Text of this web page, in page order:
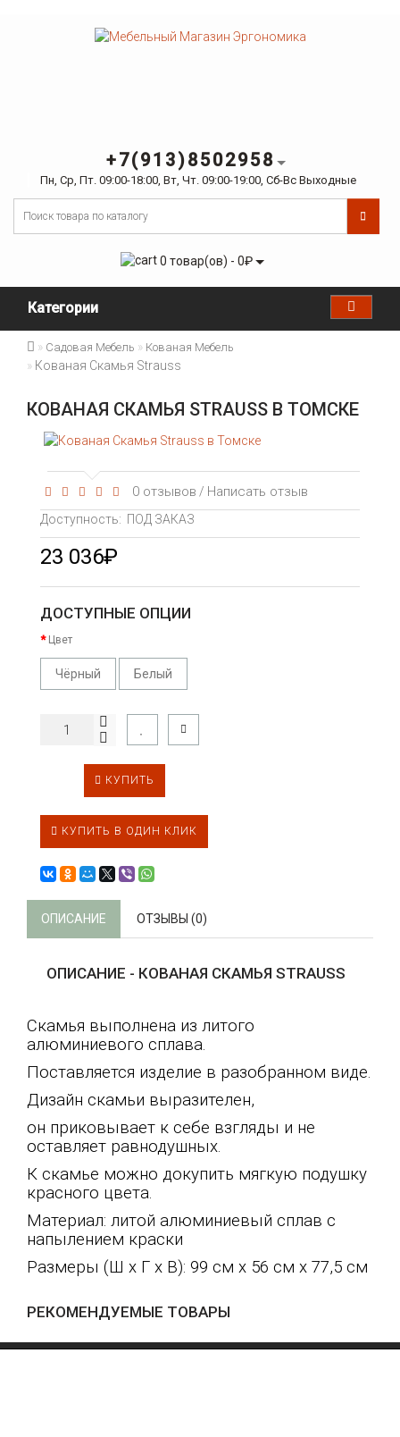
+7(913)8502958
Пн, Ср, Пт. 09:00-18:00, Вт, Чт. 09:00-19:00, Сб-Вс Выходные
0 товар(ов) - 0₽
Категории
Садовая Мебель Кованая Мебель
Кованая Скамья Strauss
КОВАНАЯ СКАМЬЯ STRAUSS В ТОМСКЕ
0 отзывов / Написать отзыв
Доступность: ПОД ЗАКАЗ
23 036₽
ДОСТУПНЫЕ ОПЦИИ
Цвет
Чёрный Белый
КУПИТЬ
КУПИТЬ В ОДИН КЛИК
ОПИСАНИЕ ОТЗЫВЫ (0)
ОПИСАНИЕ - КОВАНАЯ СКАМЬЯ STRAUSS
Скамья выполнена из литого
алюминиевого сплава.
Поставляется изделие в разобранном виде.
Дизайн скамьи выразителен,
он приковывает к себе взгляды и не
оставляет равнодушных.
К скамье можно докупить мягкую подушку
красного цвета.
Материал: литой алюминиевый сплав с
напылением краски
Размеры (Ш x Г x В): 99 см x 56 см x 77,5 см
РЕКОМЕНДУЕМЫЕ ТОВАРЫ